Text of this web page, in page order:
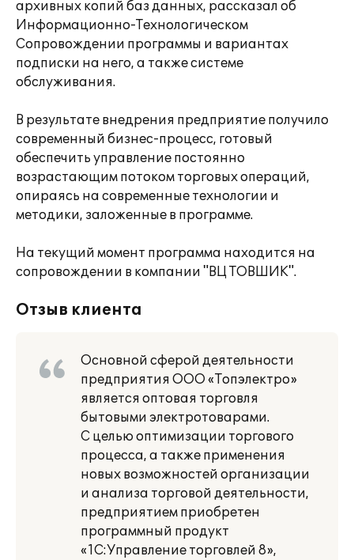
архивных копий баз данных, рассказал об
Информационно-Технологическом
Сопровождении программы и вариантах
подписки на него, а также системе
обслуживания.
В результате внедрения предприятие получило
современный бизнес-процесс, готовый
обеспечить управление постоянно
возрастающим потоком торговых операций,
опираясь на современные технологии и
методики, заложенные в программе.
На текущий момент программа находится на
сопровождении в компании "ВЦ ТОВШИК".
Отзыв клиента
Основной сферой деятельности
предприятия ООО «Топэлектро»
является оптовая торговля
бытовыми электротоварами.
С целью оптимизации торгового
процесса, а также применения
новых возможностей организации
и анализа торговой деятельности,
предприятием приобретен
программный продукт
«1С:Управление торговлей 8»,